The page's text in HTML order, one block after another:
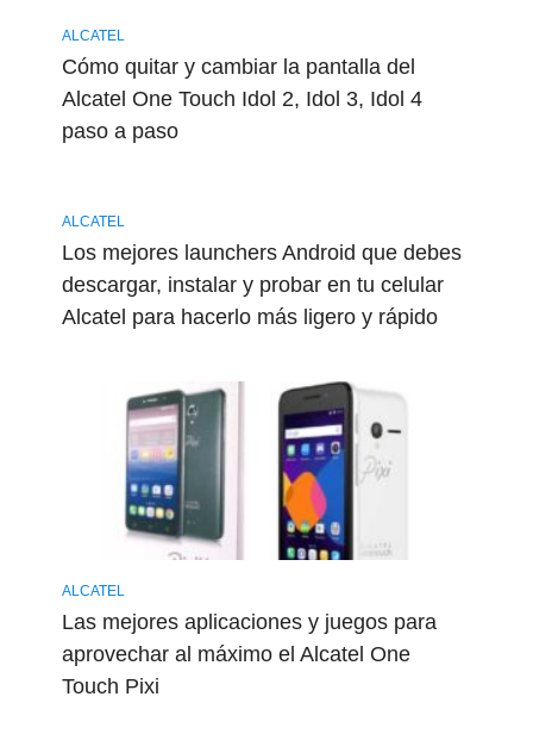
ALCATEL
Cómo quitar y cambiar la pantalla del
Alcatel One Touch Idol 2, Idol 3, Idol 4
paso a paso
ALCATEL
Los mejores launchers Android que debes
descargar, instalar y probar en tu celular
Alcatel para hacerlo más ligero y rápido
ALCATEL
Las mejores aplicaciones y juegos para
aprovechar al máximo el Alcatel One
Touch Pixi